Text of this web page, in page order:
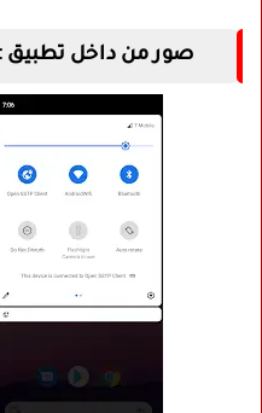
صور من داخل تطبيق Open SSTP Client مهكر